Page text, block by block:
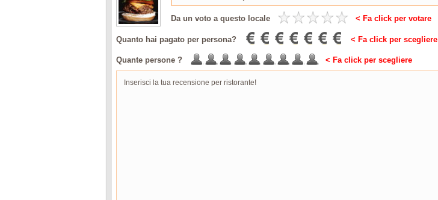
Da un voto a questo locale < Fa click per votare
Quanto hai pagato per persona? < Fa click per scegliere
Quante persone ? < Fa click per scegliere